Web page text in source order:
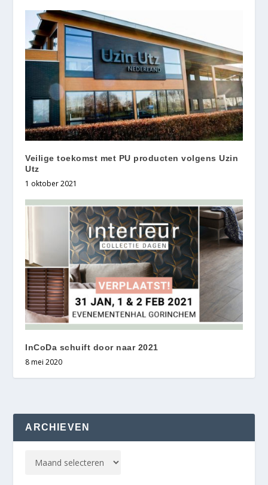
Veilige toekomst met PU producten volgens Uzin
Utz
1 oktober 2021
InCoDa schuift door naar 2021
8 mei 2020
ARCHIEVEN